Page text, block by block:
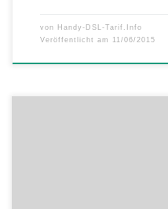
von Handy-DSL-Tarif.Info
Veröffentlicht am
11/06/2015